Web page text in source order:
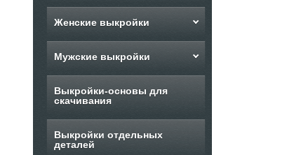
Женские выкройки
Мужские выкройки
Выкройки-основы для
скачивания
Выкройки отдельных
деталей